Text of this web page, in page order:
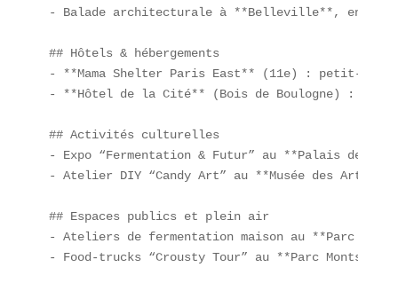
- Balade architecturale à **Belleville**, entre
## Hôtels & hébergements
- **Mama Shelter Paris East** (11e) : petit-
- **Hôtel de la Cité** (Bois de Boulogne) :
## Activités culturelles
- Expo “Fermentation & Futur” au **Palais de
- Atelier DIY “Candy Art” au **Musée des Arts
## Espaces publics et plein air
- Ateliers de fermentation maison au **Parc
- Food-trucks “Crousty Tour” au **Parc